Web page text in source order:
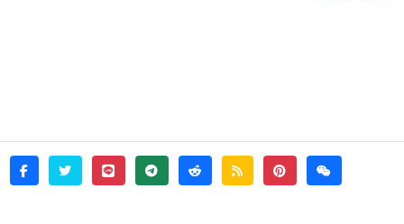
facebook
twitter line telegramreddit rss pinterestweixin